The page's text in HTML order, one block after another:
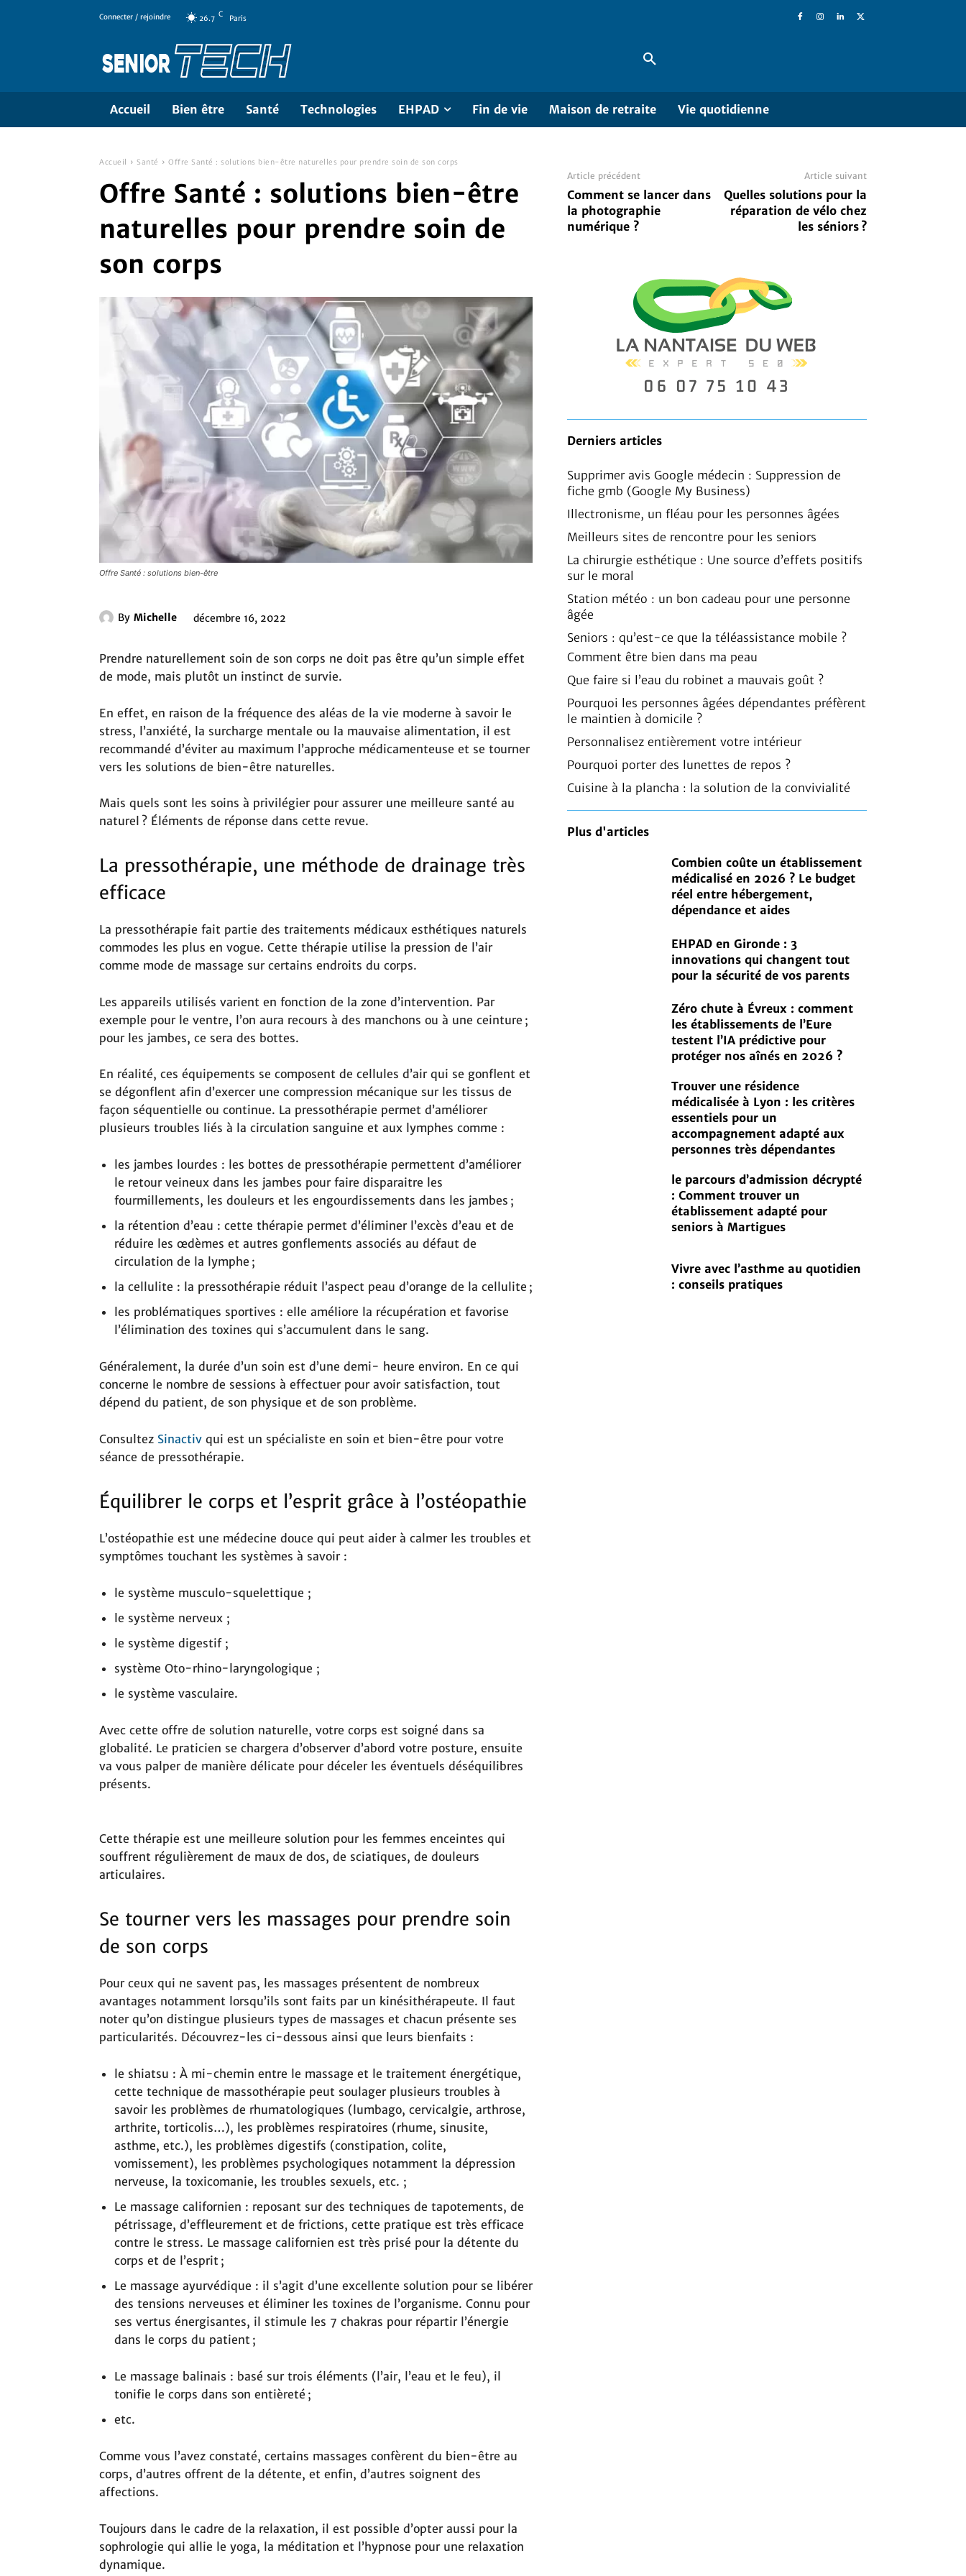
Connecter / rejoindre 26.7 C Paris
Accueil Bien être Santé Technologies EHPAD Fin de vie Maison de retraite Vie quotidienne
Accueil Santé Offre Santé : solutions bien-être naturelles pour prendre soin de son corps
Offre Santé : solutions bien-être
naturelles pour prendre soin de
son corps
Offre Santé : solutions bien-être
By Michelle décembre 16, 2022
Prendre naturellement soin de son corps ne doit pas être qu’un simple effet
de mode, mais plutôt un instinct de survie.
En effet, en raison de la fréquence des aléas de la vie moderne à savoir le
stress, l’anxiété, la surcharge mentale ou la mauvaise alimentation, il est
recommandé d’éviter au maximum l’approche médicamenteuse et se tourner
vers les solutions de bien-être naturelles.
Mais quels sont les soins à privilégier pour assurer une meilleure santé au
naturel ? Éléments de réponse dans cette revue.
La pressothérapie, une méthode de drainage très
efficace
La pressothérapie fait partie des traitements médicaux esthétiques naturels
commodes les plus en vogue. Cette thérapie utilise la pression de l’air
comme mode de massage sur certains endroits du corps.
Les appareils utilisés varient en fonction de la zone d’intervention. Par
exemple pour le ventre, l’on aura recours à des manchons ou à une ceinture ;
pour les jambes, ce sera des bottes.
En réalité, ces équipements se composent de cellules d’air qui se gonflent et
se dégonflent afin d’exercer une compression mécanique sur les tissus de
façon séquentielle ou continue. La pressothérapie permet d’améliorer
plusieurs troubles liés à la circulation sanguine et aux lymphes comme :
les jambes lourdes : les bottes de pressothérapie permettent d’améliorer
le retour veineux dans les jambes pour faire disparaitre les
fourmillements, les douleurs et les engourdissements dans les jambes ;
la rétention d’eau : cette thérapie permet d’éliminer l’excès d’eau et de
réduire les œdèmes et autres gonflements associés au défaut de
circulation de la lymphe ;
la cellulite : la pressothérapie réduit l’aspect peau d’orange de la cellulite ;
les problématiques sportives : elle améliore la récupération et favorise
l’élimination des toxines qui s’accumulent dans le sang.
Généralement, la durée d’un soin est d’une demi- heure environ. En ce qui
concerne le nombre de sessions à effectuer pour avoir satisfaction, tout
dépend du patient, de son physique et de son problème.
Consultez Sinactiv qui est un spécialiste en soin et bien-être pour votre
séance de pressothérapie.
Équilibrer le corps et l’esprit grâce à l’ostéopathie
L’ostéopathie est une médecine douce qui peut aider à calmer les troubles et
symptômes touchant les systèmes à savoir :
le système musculo-squelettique ;
le système nerveux ;
le système digestif ;
système Oto-rhino-laryngologique ;
le système vasculaire.
Avec cette offre de solution naturelle, votre corps est soigné dans sa
globalité. Le praticien se chargera d’observer d’abord votre posture, ensuite
va vous palper de manière délicate pour déceler les éventuels déséquilibres
présents.
Cette thérapie est une meilleure solution pour les femmes enceintes qui
souffrent régulièrement de maux de dos, de sciatiques, de douleurs
articulaires.
Se tourner vers les massages pour prendre soin
de son corps
Pour ceux qui ne savent pas, les massages présentent de nombreux
avantages notamment lorsqu’ils sont faits par un kinésithérapeute. Il faut
noter qu’on distingue plusieurs types de massages et chacun présente ses
particularités. Découvrez-les ci-dessous ainsi que leurs bienfaits :
le shiatsu : À mi-chemin entre le massage et le traitement énergétique,
cette technique de massothérapie peut soulager plusieurs troubles à
savoir les problèmes de rhumatologiques (lumbago, cervicalgie, arthrose,
arthrite, torticolis…), les problèmes respiratoires (rhume, sinusite,
asthme, etc.), les problèmes digestifs (constipation, colite,
vomissement), les problèmes psychologiques notamment la dépression
nerveuse, la toxicomanie, les troubles sexuels, etc. ;
Le massage californien : reposant sur des techniques de tapotements, de
pétrissage, d’effleurement et de frictions, cette pratique est très efficace
contre le stress. Le massage californien est très prisé pour la détente du
corps et de l’esprit ;
Le massage ayurvédique : il s’agit d’une excellente solution pour se libérer
des tensions nerveuses et éliminer les toxines de l’organisme. Connu pour
ses vertus énergisantes, il stimule les 7 chakras pour répartir l’énergie
dans le corps du patient ;
Le massage balinais : basé sur trois éléments (l’air, l’eau et le feu), il
tonifie le corps dans son entièreté ;
etc.
Comme vous l’avez constaté, certains massages confèrent du bien-être au
corps, d’autres offrent de la détente, et enfin, d’autres soignent des
affections.
Toujours dans le cadre de la relaxation, il est possible d’opter aussi pour la
sophrologie qui allie le yoga, la méditation et l’hypnose pour une relaxation
dynamique.
Article précédent
Comment se lancer dans
la photographie
numérique ?
Article suivant
Quelles solutions pour la
réparation de vélo chez
les séniors ?
Derniers articles
Supprimer avis Google médecin : Suppression de
fiche gmb (Google My Business)
Illectronisme, un fléau pour les personnes âgées
Meilleurs sites de rencontre pour les seniors
La chirurgie esthétique : Une source d’effets positifs
sur le moral
Station météo : un bon cadeau pour une personne
âgée
Seniors : qu’est-ce que la téléassistance mobile ?
Comment être bien dans ma peau
Que faire si l’eau du robinet a mauvais goût ?
Pourquoi les personnes âgées dépendantes préfèrent
le maintien à domicile ?
Personnalisez entièrement votre intérieur
Pourquoi porter des lunettes de repos ?
Cuisine à la plancha : la solution de la convivialité
Plus d'articles
Combien coûte un établissement
médicalisé en 2026 ? Le budget
réel entre hébergement,
dépendance et aides
EHPAD en Gironde : 3
innovations qui changent tout
pour la sécurité de vos parents
Zéro chute à Évreux : comment
les établissements de l’Eure
testent l’IA prédictive pour
protéger nos aînés en 2026 ?
Trouver une résidence
médicalisée à Lyon : les critères
essentiels pour un
accompagnement adapté aux
personnes très dépendantes
le parcours d’admission décrypté
: Comment trouver un
établissement adapté pour
seniors à Martigues
Vivre avec l’asthme au quotidien
: conseils pratiques